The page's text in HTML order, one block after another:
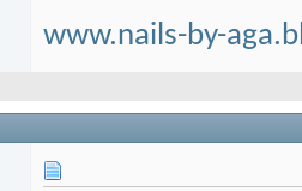
www.nails-by-